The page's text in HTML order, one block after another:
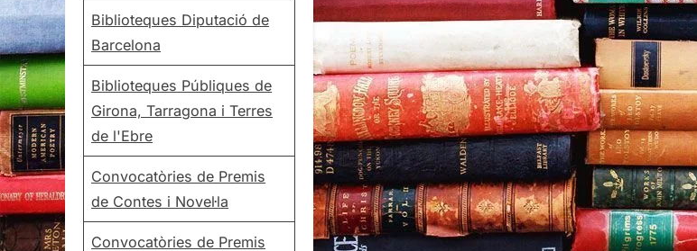
Biblioteques Diputació de
Barcelona
Biblioteques Públiques de
Girona, Tarragona i Terres
de l'Ebre
Convocatòries de Premis
de Contes i Novel·la
Convocatòries de Premis